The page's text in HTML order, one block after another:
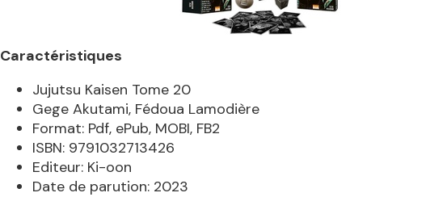
Caractéristiques
Jujutsu Kaisen Tome 20
Gege Akutami, Fédoua Lamodière
Format: Pdf, ePub, MOBI, FB2
ISBN: 9791032713426
Editeur: Ki-oon
Date de parution: 2023